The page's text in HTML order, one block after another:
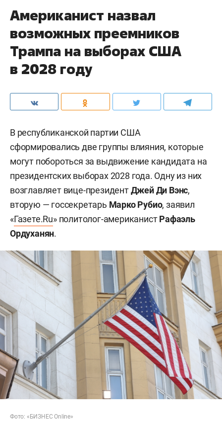
Американист назвал
возможных преемников
Трампа на выборах США
в 2028 году
В республиканской партии США
сформировались две группы влияния, которые
могут побороться за выдвижение кандидата на
президентских выборах 2028 года. Одну из них
возглавляет вице-президентДжей Ди Вэнс,
вторую — госсекретарь Марко Рубио, заявил
«Газете.Ru» политолог-американистРафаэль
Ордуханян.
Фото: «БИЗНЕС Online»